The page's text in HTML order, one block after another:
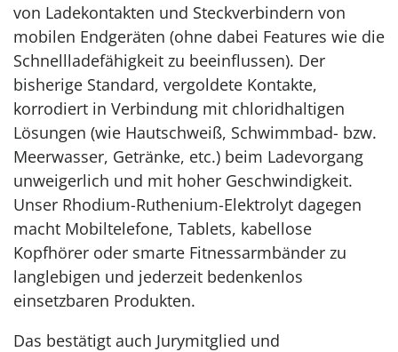
von Ladekontakten und Steckverbindern von
mobilen Endgeräten (ohne dabei Features wie die
Schnellladefähigkeit zu beeinflussen). Der
bisherige Standard, vergoldete Kontakte,
korrodiert in Verbindung mit chloridhaltigen
Lösungen (wie Hautschweiß, Schwimmbad- bzw.
Meerwasser, Getränke, etc.) beim Ladevorgang
unweigerlich und mit hoher Geschwindigkeit.
Unser Rhodium-Ruthenium-Elektrolyt dagegen
macht Mobiltelefone, Tablets, kabellose
Kopfhörer oder smarte Fitnessarmbänder zu
langlebigen und jederzeit bedenkenlos
einsetzbaren Produkten.
Das bestätigt auch Jurymitglied und